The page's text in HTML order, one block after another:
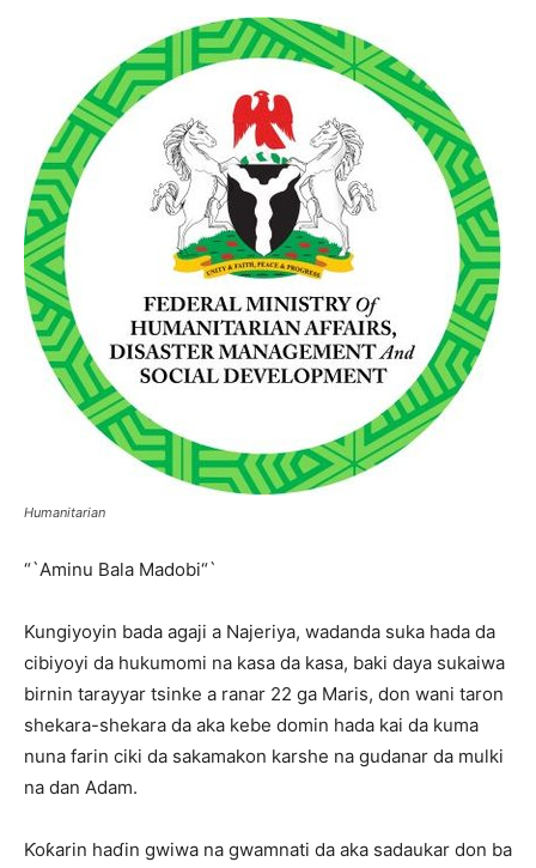
Humanitarian
“`Aminu Bala Madobi“`
Kungiyoyin bada agaji a Najeriya, wadanda suka hada da
cibiyoyi da hukumomi na kasa da kasa, baki daya sukaiwa
birnin tarayyar tsinke a ranar 22 ga Maris, don wani taron
shekara-shekara da aka kebe domin hada kai da kuma
nuna farin ciki da sakamakon karshe na gudanar da mulki
na dan Adam.
Ƙoƙarin haɗin gwiwa na gwamnati da aka sadaukar don ba